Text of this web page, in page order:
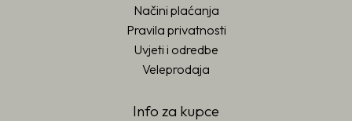
Načini plaćanja
Pravila privatnosti
Uvjeti i odredbe
Veleprodaja
Info za kupce